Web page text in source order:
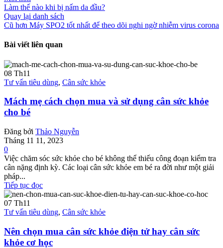
Làm thế nào khi bị nấm da đầu?
Quay lại danh sách
Cũ hơn Máy SPO2 tốt nhất để theo dõi nghi ngờ nhiễm virus corona
Bài viết liên quan
08 Th11
Tư vấn tiêu dùng, Cân sức khỏe
Mách mẹ cách chọn mua và sử dụng cân sức khỏe
cho bé
Đăng bởi Thảo Nguyễn
Tháng 11 11, 2023
0
Việc chăm sóc sức khỏe cho bé không thể thiếu công đoạn kiểm tra
cân nặng định kỳ. Các loại cân sức khỏe em bé ra đời như một giải
pháp...
Tiếp tục đọc
07 Th11
Tư vấn tiêu dùng, Cân sức khỏe
Nên chọn mua cân sức khỏe điện tử hay cân sức
khỏe cơ học